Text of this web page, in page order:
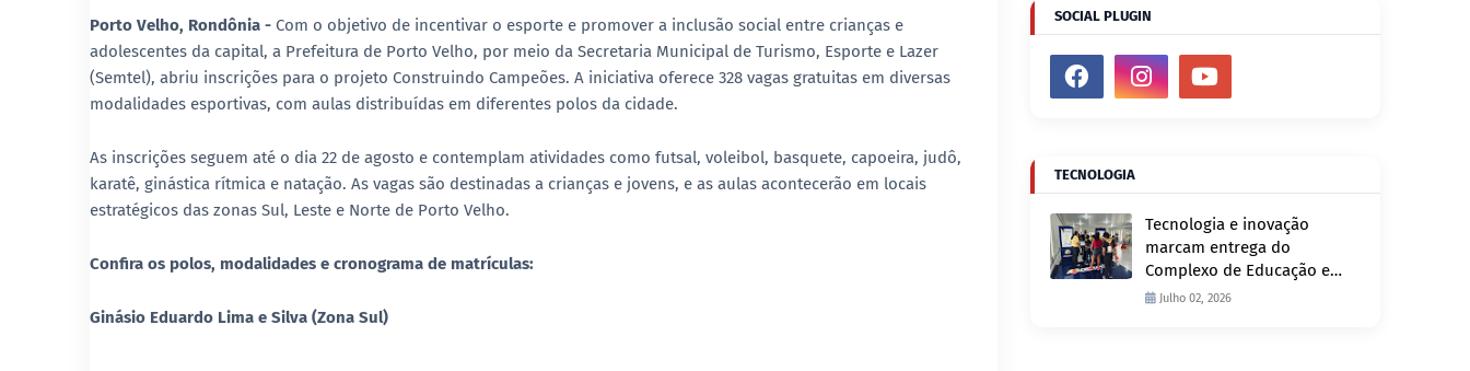
Porto Velho, Rondônia - Com o objetivo de incentivar o esporte e promover a inclusão social entre crianças e
adolescentes da capital, a Prefeitura de Porto Velho, por meio da Secretaria Municipal de Turismo, Esporte e Lazer
(Semtel), abriu inscrições para o projeto Construindo Campeões. A iniciativa oferece 328 vagas gratuitas em diversas
modalidades esportivas, com aulas distribuídas em diferentes polos da cidade.
As inscrições seguem até o dia 22 de agosto e contemplam atividades como futsal, voleibol, basquete, capoeira, judô,
karatê, ginástica rítmica e natação. As vagas são destinadas a crianças e jovens, e as aulas acontecerão em locais
estratégicos das zonas Sul, Leste e Norte de Porto Velho.
Confira os polos, modalidades e cronograma de matrículas:
Ginásio Eduardo Lima e Silva (Zona Sul)
SOCIAL PLUGIN
TECNOLOGIA
Tecnologia e inovação
marcam entrega do
Complexo de Educação e
Fiscalização de Trânsito
Julho 02, 2026